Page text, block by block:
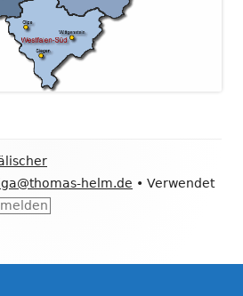
helm.de • Verwendet